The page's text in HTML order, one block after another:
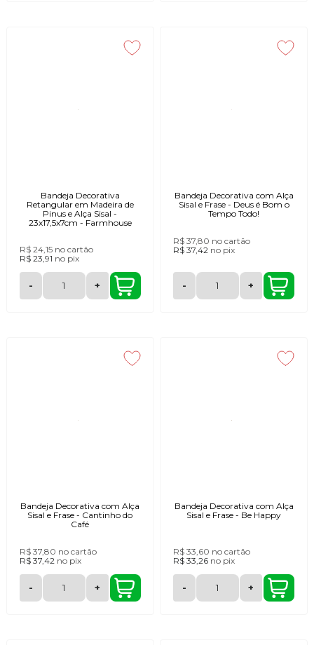
Bandeja Decorativa
Retangular em Madeira de
Pinus e Alça Sisal -
23x17,5x7cm - Farmhouse
R$ 24,15 no cartão
R$ 23,91 no pix
- +
Bandeja Decorativa com Alça
Sisal e Frase - Deus é Bom o
Tempo Todo!
R$ 37,80 no cartão
R$ 37,42 no pix
- +
Bandeja Decorativa com Alça
Sisal e Frase - Cantinho do
Café
R$ 37,80 no cartão
R$ 37,42 no pix
- +
Bandeja Decorativa com Alça
Sisal e Frase - Be Happy
R$ 33,60 no cartão
R$ 33,26 no pix
- +